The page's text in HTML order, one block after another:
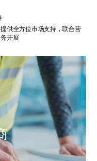
供全方位市场支持，联合营
开展